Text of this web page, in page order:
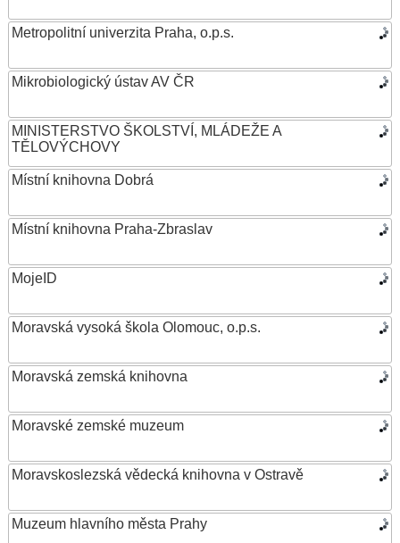
Metropolitní univerzita Praha, o.p.s.
Mikrobiologický ústav AV ČR
MINISTERSTVO ŠKOLSTVÍ, MLÁDEŽE A
TĚLOVÝCHOVY
Místní knihovna Dobrá
Místní knihovna Praha-Zbraslav
MojeID
Moravská vysoká škola Olomouc, o.p.s.
Moravská zemská knihovna
Moravské zemské muzeum
Moravskoslezská vědecká knihovna v Ostravě
Muzeum hlavního města Prahy